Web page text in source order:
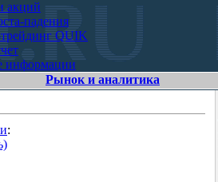
акций
падения
QUIK
информации
Рынок и аналитика
: